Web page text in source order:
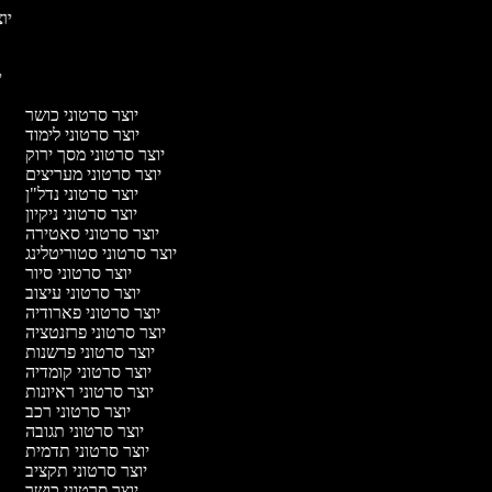
יוצר סרטוני כושר
יוצר סרטוני לימוד
יוצר סרטוני מסך ירוק
יוצר סרטוני מעריצים
יוצר סרטוני נדל"ן
יוצר סרטוני ניקיון
יוצר סרטוני סאטירה
יוצר סרטוני סטוריטלינג
יוצר סרטוני סיור
יוצר סרטוני עיצוב
יוצר סרטוני פארודיה
יוצר סרטוני פרזנטציה
יוצר סרטוני פרשנות
יוצר סרטוני קומדיה
יוצר סרטוני ראיונות
יוצר סרטוני רכב
יוצר סרטוני תגובה
יוצר סרטוני תדמית
יוצר סרטוני תקציב